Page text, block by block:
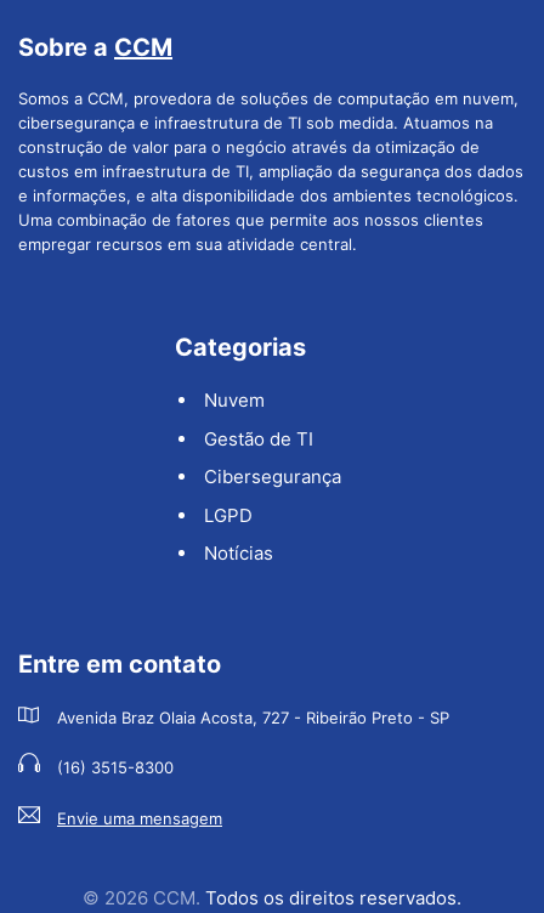
Sobre a CCM
Somos a CCM, provedora de soluções de computação em nuvem,
cibersegurança e infraestrutura de TI sob medida. Atuamos na
construção de valor para o negócio através da otimização de
custos em infraestrutura de TI, ampliação da segurança dos dados
e informações, e alta disponibilidade dos ambientes tecnológicos.
Uma combinação de fatores que permite aos nossos clientes
empregar recursos em sua atividade central.
Categorias
Nuvem
Gestão de TI
Cibersegurança
LGPD
Notícias
Entre em contato
Avenida Braz Olaia Acosta, 727 - Ribeirão Preto - SP
(16) 3515-8300
Envie uma mensagem
© 2026 CCM. Todos os direitos reservados.